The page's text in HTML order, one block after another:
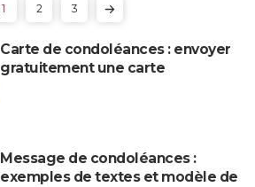
1 2 3
Carte de condoléances : envoyer
gratuitement une carte
Message de condoléances :
exemples de textes et modèle de